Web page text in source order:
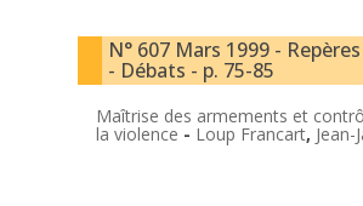
N° 607 Mars 1999 -
- Débats - p. 75-85
Maîtrise des armements et
la violence - Loup Francart, Jean-